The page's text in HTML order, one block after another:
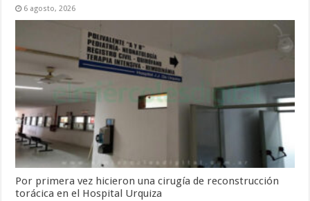
6 agosto, 2026
Por primera vez hicieron una cirugía de reconstrucción
torácica en el Hospital Urquiza